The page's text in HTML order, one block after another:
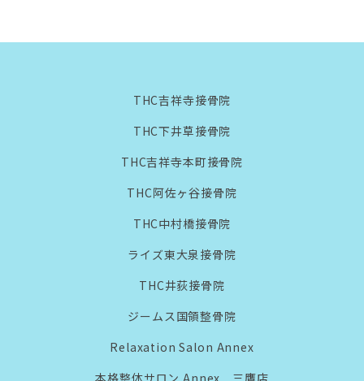
THC吉祥寺接骨院
THC下井草接骨院
THC吉祥寺本町接骨院
THC阿佐ヶ谷接骨院
THC中村橋接骨院
ライズ東大泉接骨院
THC井荻接骨院
ジームス国領整骨院
Relaxation Salon Annex